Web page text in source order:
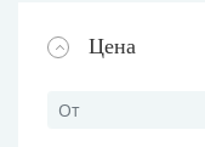
Цена